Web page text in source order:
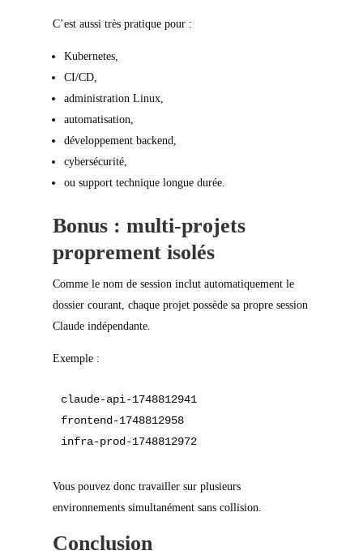
C’est aussi très pratique pour :
Kubernetes,
CI/CD,
administration Linux,
automatisation,
développement backend,
cybersécurité,
ou support technique longue durée.
Bonus : multi-projets
proprement isolés
Comme le nom de session inclut automatiquement le
dossier courant, chaque projet possède sa propre session
Claude indépendante.
Exemple :
claude-api-1748812941
frontend-1748812958
infra-prod-1748812972
Vous pouvez donc travailler sur plusieurs
environnements simultanément sans collision.
Conclusion